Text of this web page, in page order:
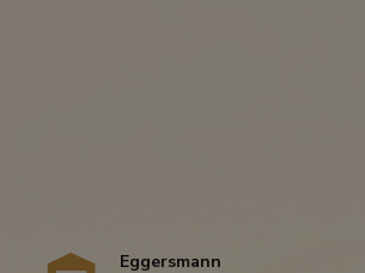
Eggersmann